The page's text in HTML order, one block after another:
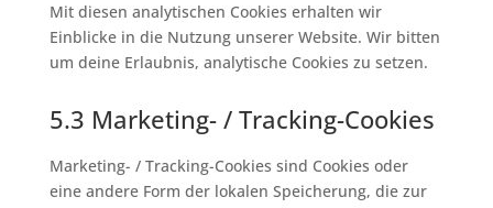
Mit diesen analytischen Cookies erhalten wir
Einblicke in die Nutzung unserer Website. Wir bitten
um deine Erlaubnis, analytische Cookies zu setzen.
5.3 Marketing- / Tracking-Cookies
Marketing- / Tracking-Cookies sind Cookies oder
eine andere Form der lokalen Speicherung, die zur